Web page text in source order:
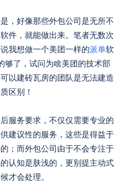
，好像那些外包公司是无所不
件，就能做出来。笔者无数次
我想做一个美团一样的派单软
够了，试问为啥美团的技术部
以建砖瓦房的团队是无法建造
区别！
服务要求，不仅仅需要专业的
建议性的服务，这些是得益于
；而外包公司由于不会专注于
认知是肤浅的，更别提主动式
才会处理。